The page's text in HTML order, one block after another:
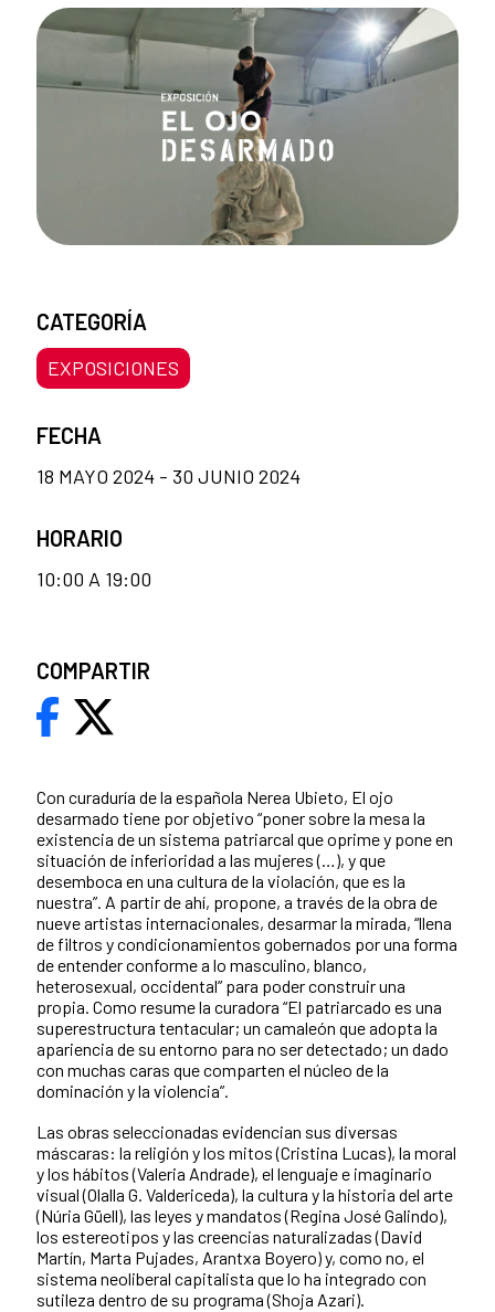
Con curaduría de la española Nerea Ubieto, El ojo
desarmado tiene por objetivo “poner sobre la mesa la
existencia de un sistema patriarcal que oprime y pone en
situación de inferioridad a las mujeres (…), y que
desemboca en una cultura de la violación, que es la
nuestra”. A partir de ahí, propone, a través de la obra de
nueve artistas internacionales, desarmar la mirada, “llena
de filtros y condicionamientos gobernados por una forma
de entender conforme a lo masculino, blanco,
heterosexual, occidental” para poder construir una
propia. Como resume la curadora “El patriarcado es una
superestructura tentacular; un camaleón que adopta la
apariencia de su entorno para no ser detectado; un dado
con muchas caras que comparten el núcleo de la
dominación y la violencia”.
Las obras seleccionadas evidencian sus diversas
máscaras: la religión y los mitos (Cristina Lucas), la moral
y los hábitos (Valeria Andrade), el lenguaje e imaginario
visual (Olalla G. Valdericeda), la cultura y la historia del arte
(Núria Güell), las leyes y mandatos (Regina José Galindo),
los estereotipos y las creencias naturalizadas (David
Martín, Marta Pujades, Arantxa Boyero) y, como no, el
sistema neoliberal capitalista que lo ha integrado con
sutileza dentro de su programa (Shoja Azari).
CATEGORÍA
EXPOSICIONES
FECHA
18 MAYO 2024 - 30 JUNIO 2024
HORARIO
10:00 A 19:00
COMPARTIR